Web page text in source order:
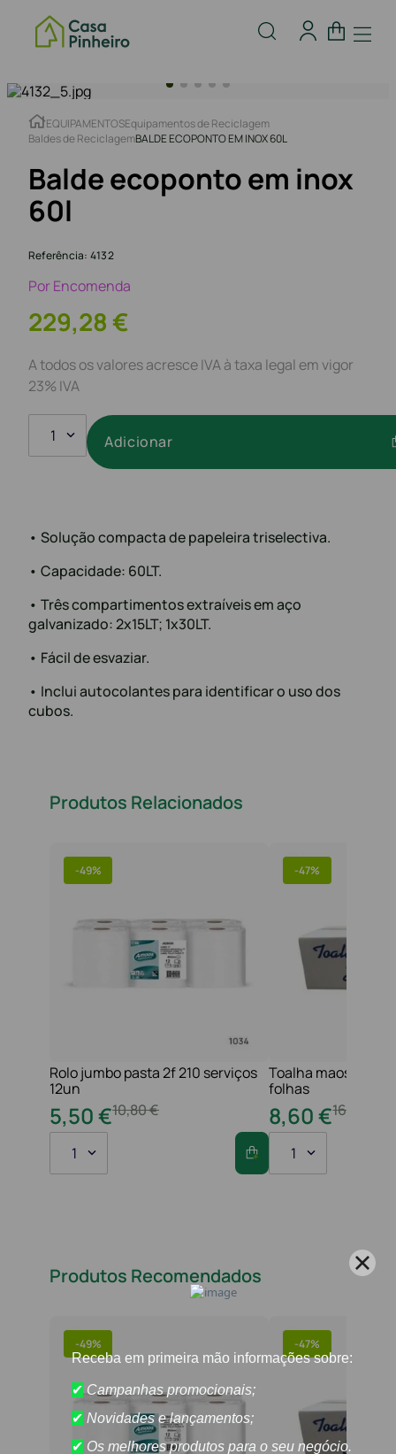
EQUIPAMENTOSEquipamentos de Reciclagem
Baldes de ReciclagemBALDE ECOPONTO EM INOX 60L
Balde ecoponto em inox
60l
Referência: 4132
Por Encomenda
229,28€
A todos os valores acresce IVA à taxa legal em vigor
23% IVA
1 Adicionar
• Solução compacta de papeleira triselectiva.
• Capacidade: 60LT.
• Três compartimentos extraíveis em aço
galvanizado: 2x15LT; 1x30LT.
• Fácil de esvaziar.
• Inclui autocolantes para identificar o uso dos
cubos.
Produtos Relacionados
-49%
Rolo jumbo pasta 2f 210 serviços
12un
10,80€
5,50€
1
-47%
Toalha maos 2f
folhas
16
8,60€
1
Produtos Recomendados
-49% -47%